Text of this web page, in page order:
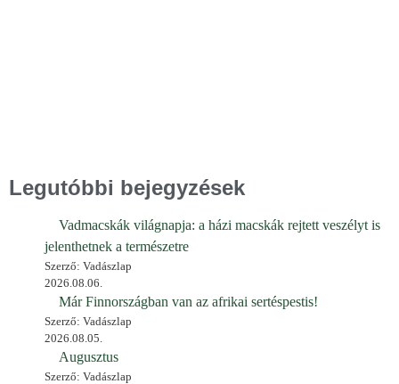
Legutóbbi bejegyzések
Vadmacskák világnapja: a házi macskák rejtett veszélyt is
jelenthetnek a természetre
Szerző: Vadászlap
2026.08.06.
Már Finnországban van az afrikai sertéspestis!
Szerző: Vadászlap
2026.08.05.
Augusztus
Szerző: Vadászlap